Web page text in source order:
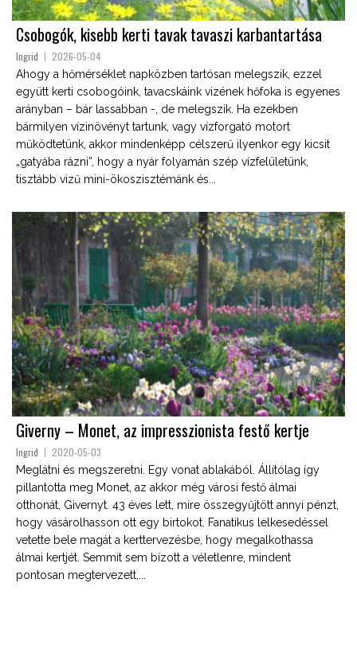
Csobogók, kisebb kerti tavak tavaszi karbantartása
Ingrid 2026-05-04
Ahogy a hőmérséklet napközben tartósan melegszik, ezzel
együtt kerti csobogóink, tavacskáink vizének hőfoka is egyenes
arányban – bár lassabban -, de melegszik. Ha ezekben
bármilyen vízinövényt tartunk, vagy vízforgató motort
működtetünk, akkor mindenképp célszerű ilyenkor egy kicsit
„gatyába rázni”, hogy a nyár folyamán szép vízfelületünk,
tisztább vizű mini-ökoszisztémánk és...
Giverny – Monet, az impresszionista festő kertje
Ingrid 2020-05-03
Meglátni és megszeretni. Egy vonat ablakából. Állítólag így
pillantotta meg Monet, az akkor még városi festő álmai
otthonát, Givernyt. 43 éves lett, mire összegyűjtött annyi pénzt,
hogy vásárolhasson ott egy birtokot. Fanatikus lelkesedéssel
vetette bele magát a kerttervezésbe, hogy megalkothassa
álmai kertjét. Semmit sem bízott a véletlenre, mindent
pontosan megtervezett,...